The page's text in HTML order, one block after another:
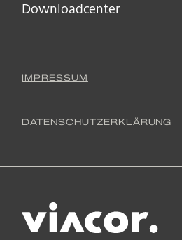
Downloadcenter
IMPRESSUM
DATENSCHUTZERKLÄRUNG